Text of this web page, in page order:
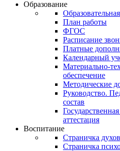
Образование
План работы
ФГОС
Расписание
Платные
Календарный
Материально-
обеспечение
Методические
Руководство.
состав
аттестация
Воспитание
Страничка
Страничка